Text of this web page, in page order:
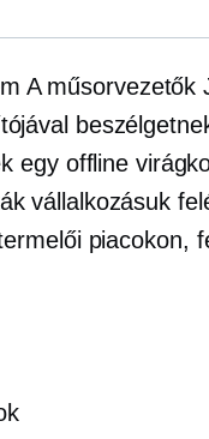
A műsorvezetők
egy offline
vállalkozásuk
piacokon,